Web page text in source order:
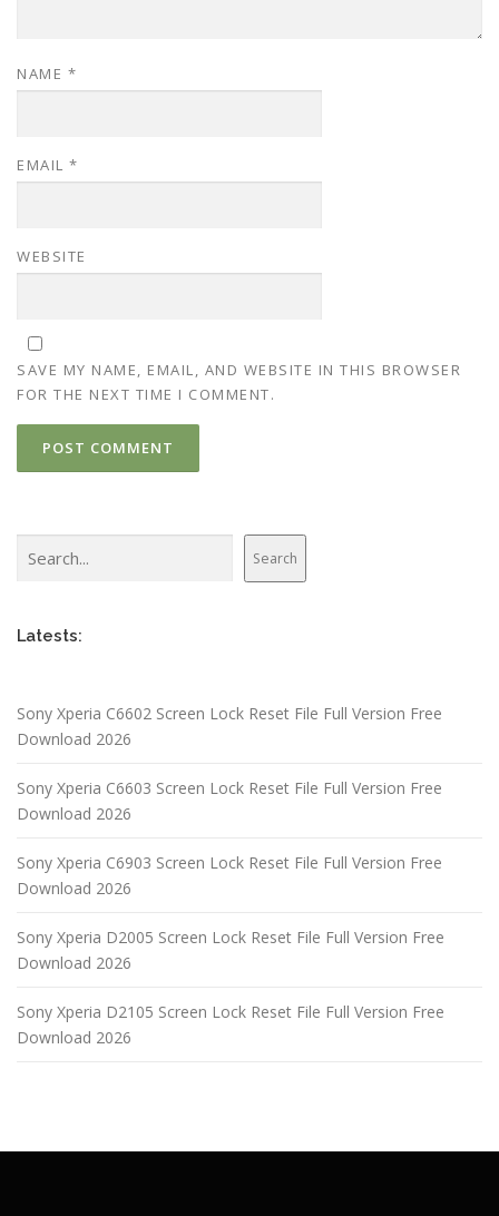
NAME *
EMAIL *
WEBSITE
SAVE MY NAME, EMAIL, AND WEBSITE IN THIS BROWSER
FOR THE NEXT TIME I COMMENT.
Search
Latests:
Sony Xperia C6602 Screen Lock Reset File Full Version Free
Download 2026
Sony Xperia C6603 Screen Lock Reset File Full Version Free
Download 2026
Sony Xperia C6903 Screen Lock Reset File Full Version Free
Download 2026
Sony Xperia D2005 Screen Lock Reset File Full Version Free
Download 2026
Sony Xperia D2105 Screen Lock Reset File Full Version Free
Download 2026